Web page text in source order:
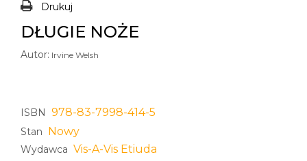
Drukuj
DŁUGIE NOŻE
Autor: Irvine Welsh
ISBN 978-83-7998-414-5
Stan Nowy
Wydawca Vis-A-Vis Etiuda